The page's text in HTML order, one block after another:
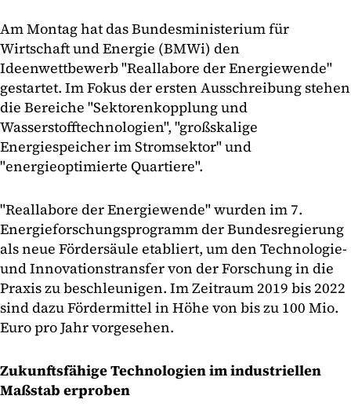
Am Montag hat das Bundesministerium für
Wirtschaft und Energie (BMWi) den
Ideenwettbewerb "Reallabore der Energiewende"
gestartet. Im Fokus der ersten Ausschreibung stehen
die Bereiche "Sektorenkopplung und
Wasserstofftechnologien", "großskalige
Energiespeicher im Stromsektor" und
"energieoptimierte Quartiere".
"Reallabore der Energiewende" wurden im 7.
Energieforschungsprogramm der Bundesregierung
als neue Fördersäule etabliert, um den Technologie-
und Innovationstransfer von der Forschung in die
Praxis zu beschleunigen. Im Zeitraum 2019 bis 2022
sind dazu Fördermittel in Höhe von bis zu 100 Mio.
Euro pro Jahr vorgesehen.
Zukunftsfähige Technologien im industriellen
Maßstab erproben